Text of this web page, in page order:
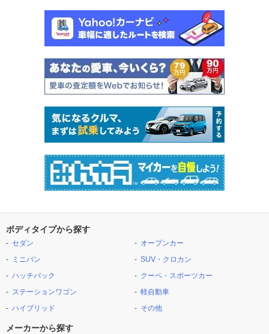
ボディタイプから探す
セダン
ミニバン
ハッチバック
ステーションワゴン
ハイブリッド
オープンカー
SUV・クロカン
クーペ・スポーツカー
軽自動車
その他
メーカーから探す